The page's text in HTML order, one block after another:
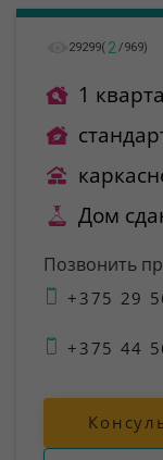
29299( 2 /969)
1
Дом
Позвонить
+375 29
+375 44